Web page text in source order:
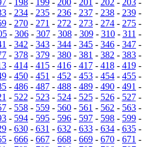
- 234- 235- 236- 237- 238- 239-
- 270 - 271 - 272 - 273 - 274 - 275 -
- 306- 307- 308- 309- 310- 311 -
- 342 - 343 - 344 - 345 - 346 - 347 -
- 378 - 379 - 380 - 381 - 382 - 383 -
- 414- 415- 416- 417- 418- 419-
- 450 - 451 - 452 - 453 - 454 - 455 -
- 486 - 487 - 488 - 489 - 490 - 491 -
- 522 - 523- 524- 525- 526- 527-
- 558 - 559 - 560 - 561 - 562 - 563 -
- 594 - 595 - 596 - 597 - 598 - 599 -
- 630- 631 - 632 - 633- 634- 635-
- 666 - 667 - 668 - 669 - 670 - 671 -